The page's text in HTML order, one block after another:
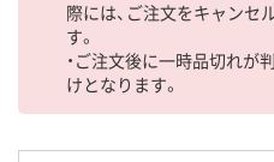
際には、ご注文をキャンセ
す。
・ご注文後に一時品切れが
けとなります。